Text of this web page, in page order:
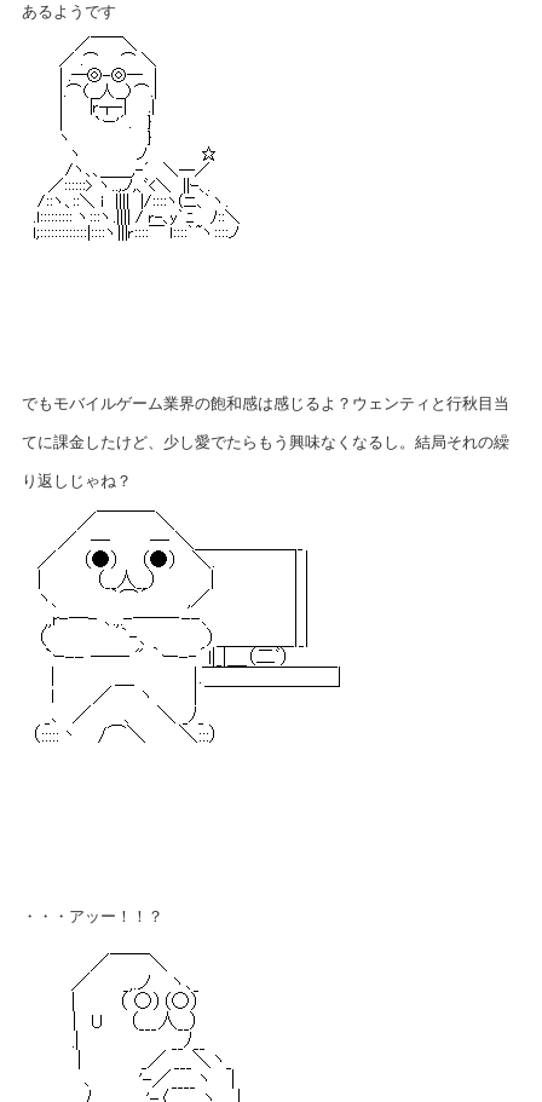
あるようです
でもモバイルゲーム業界の飽和感は感じるよ？ウェンティと行秋目当
てに課金したけど、少し愛でたらもう興味なくなるし。結局それの繰
り返しじゃね？
・・・アッー！！？